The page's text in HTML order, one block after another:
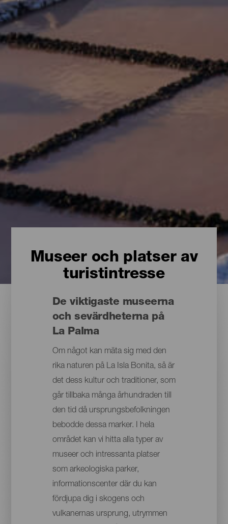
Museer och platser av
turistintresse
De viktigaste museerna
och sevärdheterna på
La Palma
Om något kan mäta sig med den
rika naturen på La Isla Bonita, så är
det dess kultur och traditioner, som
går tillbaka många århundraden till
den tid då ursprungsbefolkningen
bebodde dessa marker. I hela
området kan vi hitta alla typer av
museer och intressanta platser
som arkeologiska parker,
informationscenter där du kan
fördjupa dig i skogens och
vulkanernas ursprung, utrymmen